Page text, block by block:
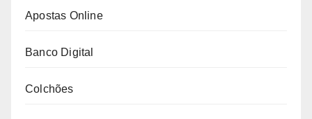
Apostas Online
Banco Digital
Colchões